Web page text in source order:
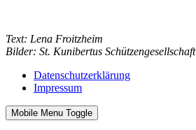
Text: Lena Froitzheim
Bilder: St. Kunibertus Schützengesellschaft
Datenschutzerklärung
Impressum
Mobile Menu Toggle